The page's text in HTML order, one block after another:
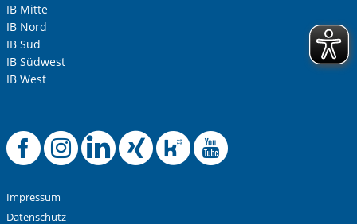
IB Mitte
IB Nord
IB Süd
IB Südwest
IB West
Offizielle
Offizielle
Offizielle
Offizielle
Offizielle
Impressum
Datenschutz